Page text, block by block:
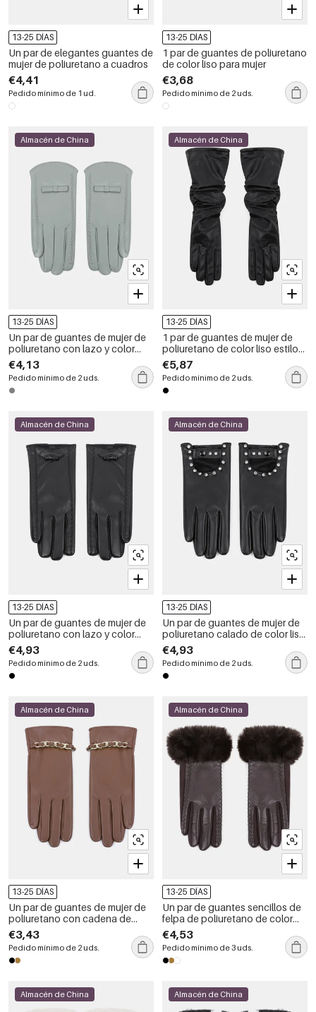
13-25 DÍAS
Un par de elegantes guantes de
mujer de poliuretano a cuadros
€4,41
Pedido mínimo de 1 ud.
13-25 DÍAS
1 par de guantes de poliuretano
de color liso para mujer
€3,68
Pedido mínimo de 2 uds.
Almacén de China
13-25 DÍAS
Un par de guantes de mujer de
poliuretano con lazo y color
liso.
€4,13
Pedido mínimo de 2 uds.
Almacén de China
13-25 DÍAS
1 par de guantes de mujer de
poliuretano de color liso estilo
retro
€5,87
Pedido mínimo de 2 uds.
Almacén de China
13-25 DÍAS
Un par de guantes de mujer de
poliuretano con lazo y color
liso.
€4,93
Pedido mínimo de 2 uds.
Almacén de China
13-25 DÍAS
Un par de guantes de mujer de
poliuretano calado de color liso
estilo punk
€4,93
Pedido mínimo de 2 uds.
Almacén de China
13-25 DÍAS
Un par de guantes de mujer de
poliuretano con cadena de
color liso
€3,43
Pedido mínimo de 2 uds.
Almacén de China
13-25 DÍAS
Un par de guantes sencillos de
felpa de poliuretano de color
liso para mujer
€4,53
Pedido mínimo de 3 uds.
Almacén de China Almacén de China